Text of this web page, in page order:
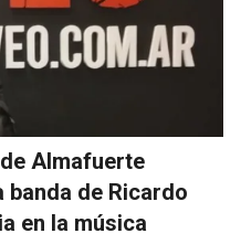
Almafuerte
de Ricardo
en la música